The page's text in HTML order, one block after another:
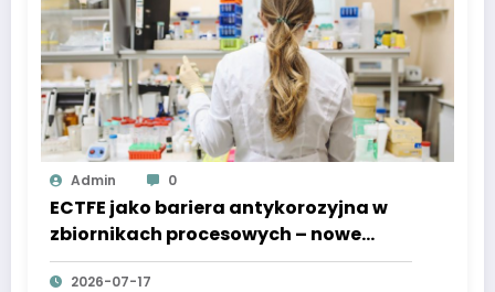
Admin 0
ECTFE jako bariera antykorozyjna w
zbiornikach procesowych – nowe
standardy bezpieczeństwa
2026-07-17